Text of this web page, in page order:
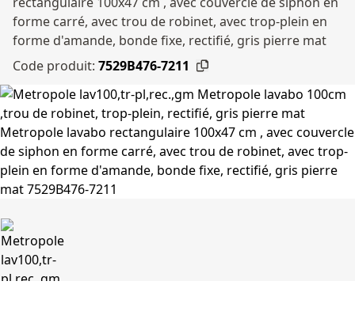
forme carré, avec trou de robinet, avec trop-plein en
forme d'amande, bonde fixe, rectifié, gris pierre mat
Code produit: 7529B476-7211